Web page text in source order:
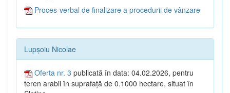
Proces-verbal de finalizare a procedurii de vânzare
Lupșoiu Nicolae
Oferta nr. 3 publicată în data: 04.02.2026, pentru
teren arabil în suprafață de 0.1000 hectare, situat în